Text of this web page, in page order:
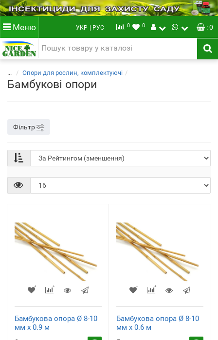
Меню УКР | РУС 0 0 : 0
... Опори для рослин, комплектуючі
Бамбукові опори
Фільтр
Бамбукова опора Ø 8-10
мм х 0.9 м
Бамбукова опора Ø 8-10
мм х 0.6 м